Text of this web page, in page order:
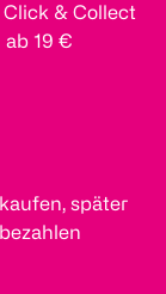
& Collect
ab 19 €
später
bezahlen